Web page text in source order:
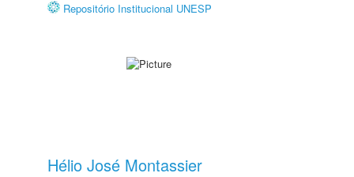
Repositório Institucional UNESP
Hélio José Montassier